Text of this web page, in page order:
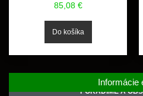
85,08 €
Informácie
PORADÍME A